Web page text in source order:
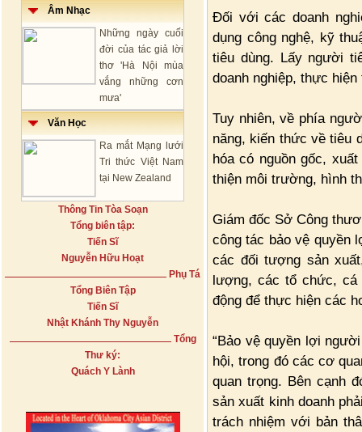
Âm Nhạc
Những ngày cuối
đời của tác giả lời
thơ 'Hà Nội mùa
vắng những cơn
mưa'
Văn Học
Ra mắt Mạng lưới
Tri thức Việt Nam
tại New Zealand
Thông Tin Tòa Soạn
Tổng biên tập:
Tiến Sĩ
Nguyễn Hữu Hoạt
Phụ Tá
Tổng Biên Tập
Tiến Sĩ
Nhật Khánh Thy Nguyễn
Tổng
Thư ký:
Quách Y Lành
Đối với các doanh
dụng công nghệ, kỹ
tiêu dùng. Lấy người
doanh nghiệp, thực
Tuy nhiên, về phía
năng, kiến thức về tiêu
hóa có nguồn gốc,
thiện môi trường, hình
Giám đốc Sở Công
công tác bảo vệ quyền
các đối tượng sản
lượng, các tổ chức, cá
động để thực hiện các
“Bảo vệ quyền lợi
hội, trong đó các cơ
quan trọng. Bên cạnh
sản xuất kinh doanh
trách nhiệm với bản